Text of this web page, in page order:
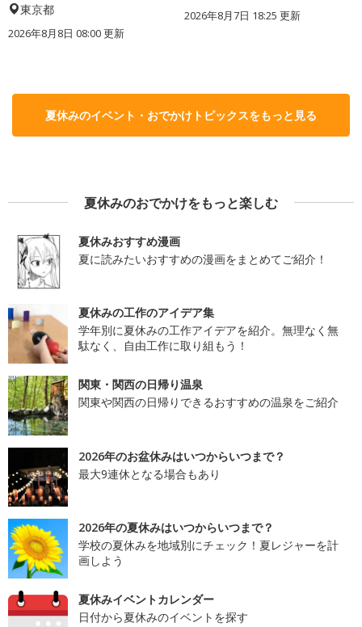
東京都
2026年8月8日 08:00更新
2026年8月7日 18:25 更新
夏休みのイベント・おでかけトピックスをもっと見る
夏休みのおでかけをもっと楽しむ
夏休みおすすめ漫画
夏に読みたいおすすめの漫画をまとめてご紹介！
夏休みの工作のアイデア集
学年別に夏休みの工作アイデアを紹介。無理なく無
駄なく、自由工作に取り組もう！
関東・関西の日帰り温泉
関東や関西の日帰りできるおすすめの温泉をご紹介
2026年のお盆休みはいつからいつまで？
最大9連休となる場合もあり
2026年の夏休みはいつからいつまで？
学校の夏休みを地域別にチェック！夏レジャーを計
画しよう
夏休みイベントカレンダー
日付から夏休みのイベントを探す